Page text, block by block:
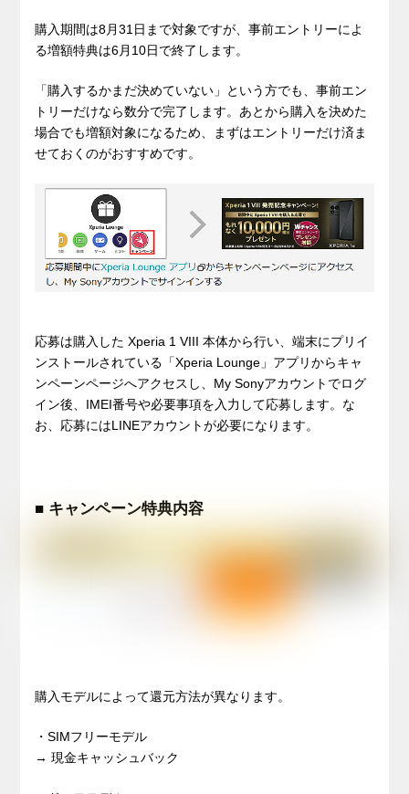
購入期間は8月31日まで対象ですが、事前エントリーによ
る増額特典は6月10日で終了します。
「購入するかまだ決めていない」という方でも、事前エン
トリーだけなら数分で完了します。あとから購入を決めた
場合でも増額対象になるため、まずはエントリーだけ済ま
せておくのがおすすめです。
応募は購入した Xperia 1 VIII 本体から行い、端末にプリイ
ンストールされている「Xperia Lounge」アプリからキャ
ンペーンページへアクセスし、My Sonyアカウントでログ
イン後、IMEI番号や必要事項を入力して応募します。な
お、応募にはLINEアカウントが必要になります。
■ キャンペーン特典内容
購入モデルによって還元方法が異なります。
・SIMフリーモデル
→ 現金キャッシュバック